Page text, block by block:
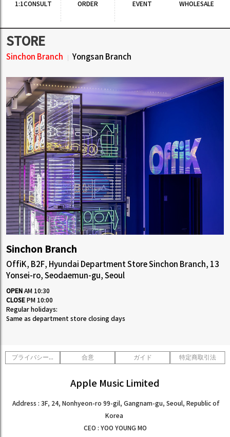
1:1CONSULT ORDER EVENT WHOLESALE
STORE
Sinchon Branch Yongsan Branch
Sinchon Branch
OffiK, B2F, Hyundai Department Store Sinchon Branch, 13
Yonsei-ro, Seodaemun-gu, Seoul
OPEN AM 10:30
CLOSE PM 10:00
Regular holidays:
Same as department store closing days
プライバシーポリシー 合意 ガイド 特定商取引法
Apple Music Limited
Address : 3F, 24, Nonhyeon-ro 99-gil, Gangnam-gu, Seoul, Republic of
Korea
CEO : YOO YOUNG MO